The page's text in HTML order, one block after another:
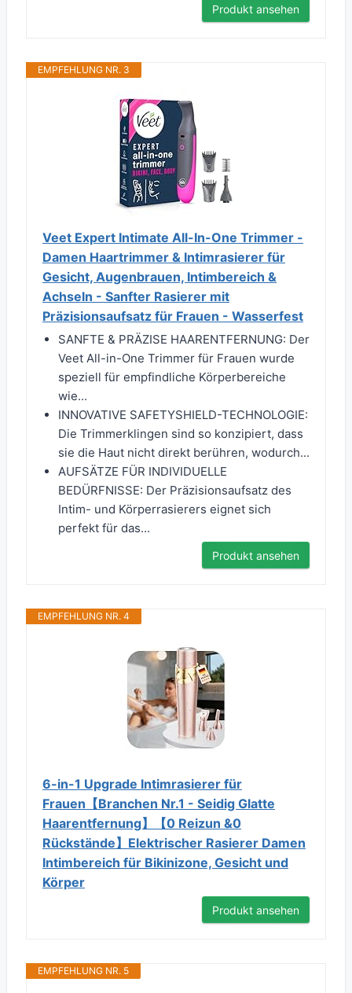
Produkt ansehen
EMPFEHLUNG NR. 3
Veet Expert Intimate All-In-One Trimmer -
Damen Haartrimmer & Intimrasierer für
Gesicht, Augenbrauen, Intimbereich &
Achseln - Sanfter Rasierer mit
Präzisionsaufsatz für Frauen - Wasserfest
SANFTE & PRÄZISE HAARENTFERNUNG: Der
Veet All-in-One Trimmer für Frauen wurde
speziell für empfindliche Körperbereiche
wie...
INNOVATIVE SAFETYSHIELD-TECHNOLOGIE:
Die Trimmerklingen sind so konzipiert, dass
sie die Haut nicht direkt berühren, wodurch...
AUFSÄTZE FÜR INDIVIDUELLE
BEDÜRFNISSE: Der Präzisionsaufsatz des
Intim- und Körperrasierers eignet sich
perfekt für das...
Produkt ansehen
EMPFEHLUNG NR. 4
6-in-1 Upgrade Intimrasierer für
Frauen【Branchen Nr.1 - Seidig Glatte
Haarentfernung】【0 Reizun &0
Rückstände】Elektrischer Rasierer Damen
Intimbereich für Bikinizone, Gesicht und
Körper
Produkt ansehen
EMPFEHLUNG NR. 5